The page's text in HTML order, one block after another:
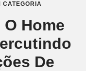
CATEGORIA
Home
De